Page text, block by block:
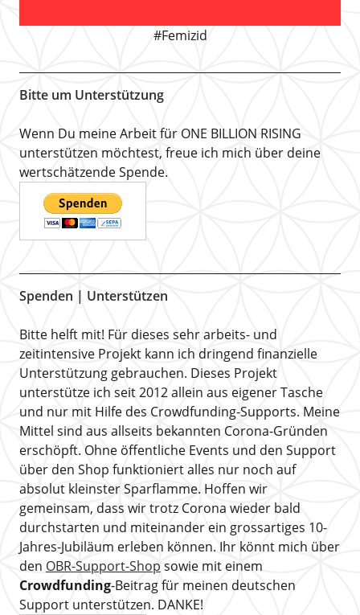
#Femizid
Bitte um Unterstützung
Wenn Du meine Arbeit für ONE BILLION RISING
unterstützen möchtest, freue ich mich über deine
wertschätzende Spende.
Spenden | Unterstützen
Bitte helft mit! Für dieses sehr arbeits- und
zeitintensive Projekt kann ich dringend finanzielle
Unterstützung gebrauchen. Dieses Projekt
unterstütze ich seit 2012 allein aus eigener Tasche
und nur mit Hilfe des Crowdfunding-Supports. Meine
Mittel sind aus allseits bekannten Corona-Gründen
erschöpft. Ohne öffentliche Events und den Support
über den Shop funktioniert alles nur noch auf
absolut kleinster Sparflamme. Hoffen wir
gemeinsam, dass wir trotz Corona wieder bald
durchstarten und miteinander ein grossartiges 10-
Jahres-Jubiläum erleben können. Ihr könnt mich über
den OBR-Support-Shop sowie mit einem
Crowdfunding-Beitrag für meinen deutschen
Support unterstützen. DANKE!